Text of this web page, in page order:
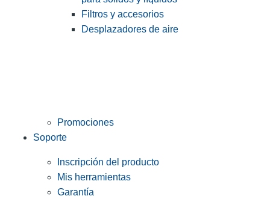
Filtros y accesorios
Desplazadores de aire
Promociones
Soporte
Inscripción del producto
Mis herramientas
Garantía